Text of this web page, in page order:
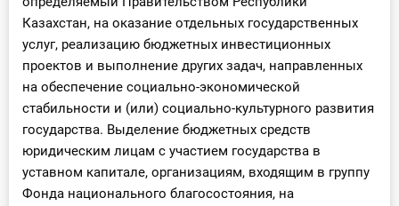
Казахстан, на оказание отдельных государственных
услуг, реализацию бюджетных инвестиционных
проектов и выполнение других задач, направленных
на обеспечение социально-экономической
стабильности и (или) социально-культурного развития
государства. Выделение бюджетных средств
юридическим лицам с участием государства в
уставном капитале, организациям, входящим в группу
Фонда национального благосостояния, на